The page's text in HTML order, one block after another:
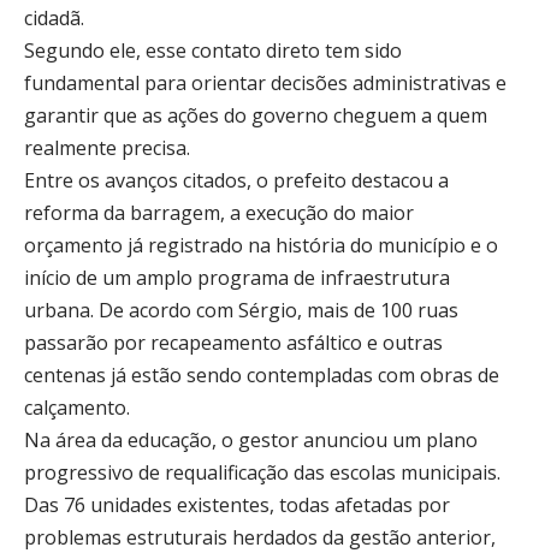
cidadã.
Segundo ele, esse contato direto tem sido
fundamental para orientar decisões administrativas e
garantir que as ações do governo cheguem a quem
realmente precisa.
Entre os avanços citados, o prefeito destacou a
reforma da barragem, a execução do maior
orçamento já registrado na história do município e o
início de um amplo programa de infraestrutura
urbana. De acordo com Sérgio, mais de 100 ruas
passarão por recapeamento asfáltico e outras
centenas já estão sendo contempladas com obras de
calçamento.
Na área da educação, o gestor anunciou um plano
progressivo de requalificação das escolas municipais.
Das 76 unidades existentes, todas afetadas por
problemas estruturais herdados da gestão anterior,